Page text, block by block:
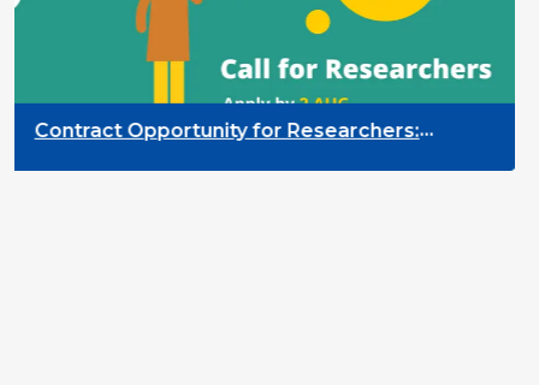
Contract Opportunity for Researchers:
Priority